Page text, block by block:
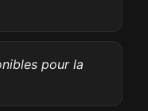
pour la